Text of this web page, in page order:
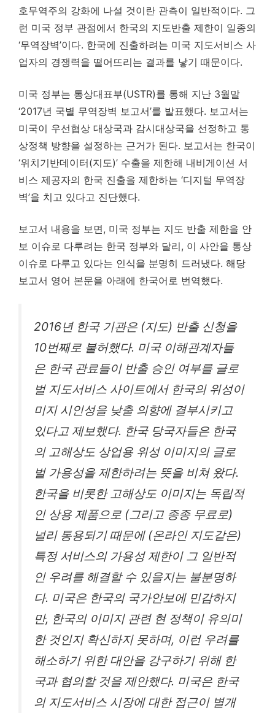
호무역주의 강화에 나설 것이란 관측이 일반적이다. 그
런 미국 정부 관점에서 한국의 지도반출 제한이 일종의
‘무역장벽’이다. 한국에 진출하려는 미국 지도서비스 사
업자의 경쟁력을 떨어뜨리는 결과를 낳기 때문이다.
미국 정부는 통상대표부(USTR)를 통해 지난 3월말
‘2017년 국별 무역장벽 보고서’를 발표했다. 보고서는
미국이 우선협상 대상국과 감시대상국을 선정하고 통
상정책 방향을 설정하는 근거가 된다. 보고서는 한국이
‘위치기반데이터(지도)’ 수출을 제한해 내비게이션 서
비스 제공자의 한국 진출을 제한하는 ‘디지털 무역장
벽’을 치고 있다고 진단했다.
보고서 내용을 보면, 미국 정부는 지도 반출 제한을 안
보 이슈로 다루려는 한국 정부와 달리, 이 사안을 통상
이슈로 다루고 있다는 인식을 분명히 드러냈다. 해당
보고서 영어 본문을 아래에 한국어로 번역했다.
2016년 한국 기관은 (지도) 반출 신청을
10번째로 불허했다. 미국 이해관계자들
은 한국 관료들이 반출 승인 여부를 글로
벌 지도서비스 사이트에서 한국의 위성이
미지 시인성을 낮출 의향에 결부시키고
있다고 제보했다. 한국 당국자들은 한국
의 고해상도 상업용 위성 이미지의 글로
벌 가용성을 제한하려는 뜻을 비쳐 왔다.
한국을 비롯한 고해상도 이미지는 독립적
인 상용 제품으로 (그리고 종종 무료로)
널리 통용되기 때문에 (온라인 지도같은)
특정 서비스의 가용성 제한이 그 일반적
인 우려를 해결할 수 있을지는 불분명하
다. 미국은 한국의 국가안보에 민감하지
만, 한국의 이미지 관련 현 정책이 유의미
한 것인지 확신하지 못하며, 이런 우려를
해소하기 위한 대안을 강구하기 위해 한
국과 협의할 것을 제안했다. 미국은 한국
의 지도서비스 시장에 대한 접근이 별개